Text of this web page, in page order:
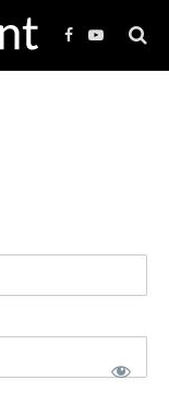
Facebook
YouTube